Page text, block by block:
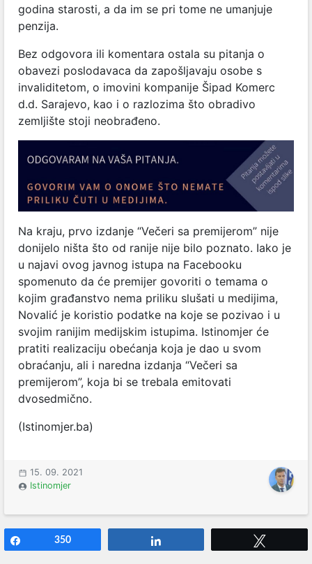
godina starosti, a da im se pri tome ne umanjuje
penzija.
Bez odgovora ili komentara ostala su pitanja o
obavezi poslodavaca da zapošljavaju osobe s
invaliditetom, o imovini kompanije Šipad Komerc
d.d. Sarajevo, kao i o razlozima što obradivo
zemljište stoji neobrađeno.
Na kraju, prvo izdanje “Večeri sa premijerom” nije
donijelo ništa što od ranije nije bilo poznato. Iako je
u najavi ovog javnog istupa na Facebooku
spomenuto da će premijer govoriti o temama o
kojim građanstvo nema priliku slušati u medijima,
Novalić je koristio podatke na koje se pozivao i u
svojim ranijim medijskim istupima. Istinomjer će
pratiti realizaciju obećanja koja je dao u svom
obraćanju, ali i naredna izdanja “Večeri sa
premijerom”, koja bi se trebala emitovati
dvosedmično.
(Istinomjer.ba)
15. 09. 2021
Istinomjer
350